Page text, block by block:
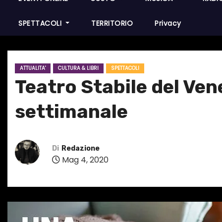
SPETTACOLI TERRITORIO Privacy
ATTUALITA' CULTURA & LIBRI SPETTACOLI
Teatro Stabile del
settimanale
Di Redazione
Mag 4, 2020